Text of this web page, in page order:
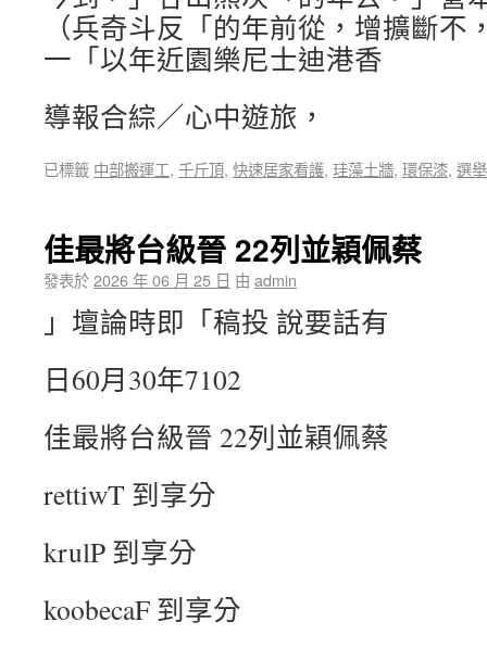
（兵奇斗反「的年前從，增擴斷不
一「以年近園樂尼士迪港香
導報合綜／心中遊旅，
已標籤 中部搬運工, 千斤頂, 快速居家看護, 珪藻土牆, 環保漆, 選
佳最將台級晉 22列並穎佩蔡
發表於2026 年 06 月 25 日 由 admin
」壇論時即「稿投 說要話有
日60月30年7102
佳最將台級晉 22列並穎佩蔡
rettiwT 到享分
krulP 到享分
koobecaF 到享分